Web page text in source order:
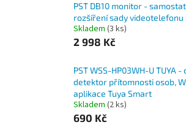
PST DB10 monitor -
rozšíření sady videotelefonu
Skladem (3 ks)
2 998 Kč
PST WSS-HP03WH-U TUYA
detektor přítomnosti osob,
aplikace Tuya Smart
Skladem (2 ks)
690 Kč